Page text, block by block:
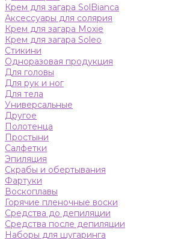
Крем для загара SolBianca
Аксессуары для солярия
Крем для загара Moxie
Крем для загара Soleo
Стикини
Одноразовая продукция
Для головы
Для рук и ног
Для тела
Универсальные
Другое
Полотенца
Простыни
Салфетки
Эпиляция
Скрабы и обертывания
Фартуки
Воскоплавы
Горячие пленочные воски
Средства до депиляции
Средства после депиляции
Наборы для шугаринга